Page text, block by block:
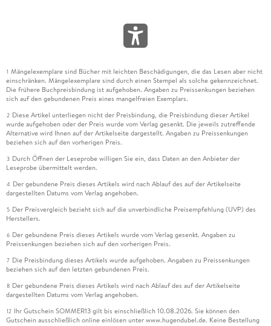
1 Mängelexemplare sind Bücher mit leichten Beschädigungen, die das Lesen aber nicht
einschränken. Mängelexemplare sind durch einen Stempel als solche gekennzeichnet.
Die frühere Buchpreisbindung ist aufgehoben. Angaben zu Preissenkungen beziehen
sich auf den gebundenen Preis eines mangelfreien Exemplars.
2 Diese Artikel unterliegen nicht der Preisbindung, die Preisbindung dieser Artikel
wurde aufgehoben oder der Preis wurde vom Verlag gesenkt. Die jeweils zutreffende
Alternative wird Ihnen auf der Artikelseite dargestellt. Angaben zu Preissenkungen
beziehen sich auf den vorherigen Preis.
3 Durch Öffnen der Leseprobe willigen Sie ein, dass Daten an den Anbieter der
Leseprobe übermittelt werden.
4 Der gebundene Preis dieses Artikels wird nach Ablauf des auf der Artikelseite
dargestellten Datums vom Verlag angehoben.
5 Der Preisvergleich bezieht sich auf die unverbindliche Preisempfehlung (UVP) des
Herstellers.
6 Der gebundene Preis dieses Artikels wurde vom Verlag gesenkt. Angaben zu
Preissenkungen beziehen sich auf den vorherigen Preis.
7 Die Preisbindung dieses Artikels wurde aufgehoben. Angaben zu Preissenkungen
beziehen sich auf den letzten gebundenen Preis.
8 Der gebundene Preis dieses Artikels wird nach Ablauf des auf der Artikelseite
dargestellten Datums vom Verlag angehoben.
12 Ihr Gutschein SOMMER13 gilt bis einschließlich 10.08.2026. Sie können den
Gutschein ausschließlich online einlösen unter www.hugendubel.de. Keine Bestellung